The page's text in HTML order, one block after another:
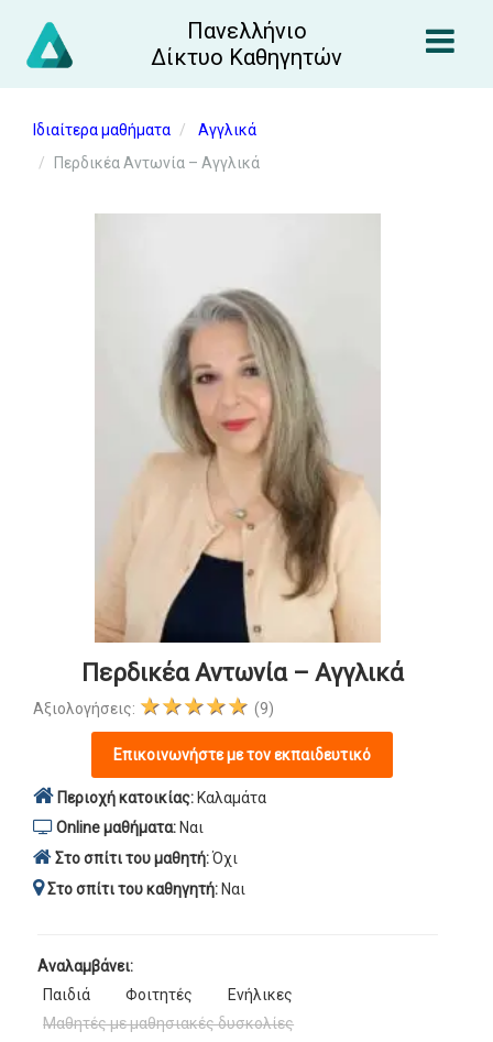
Πανελλήνιο
Δίκτυο Καθηγητών
Ιδιαίτερα μαθήματα
Αγγλικά
Περδικέα Αντωνία – Αγγλικά
Περδικέα Αντωνία – Αγγλικά
Αξιολογήσεις: ★★★★★ (9)
Επικοινωνήστε με τον εκπαιδευτικό
Περιοχή κατοικίας: Καλαμάτα
Online μαθήματα: Ναι
Στο σπίτι του μαθητή:Όχι
Στο σπίτι του καθηγητή: Ναι
Αναλαμβάνει:
Παιδιά
Φοιτητές
Ενήλικες
Μαθητές με μαθησιακές δυσκολίες